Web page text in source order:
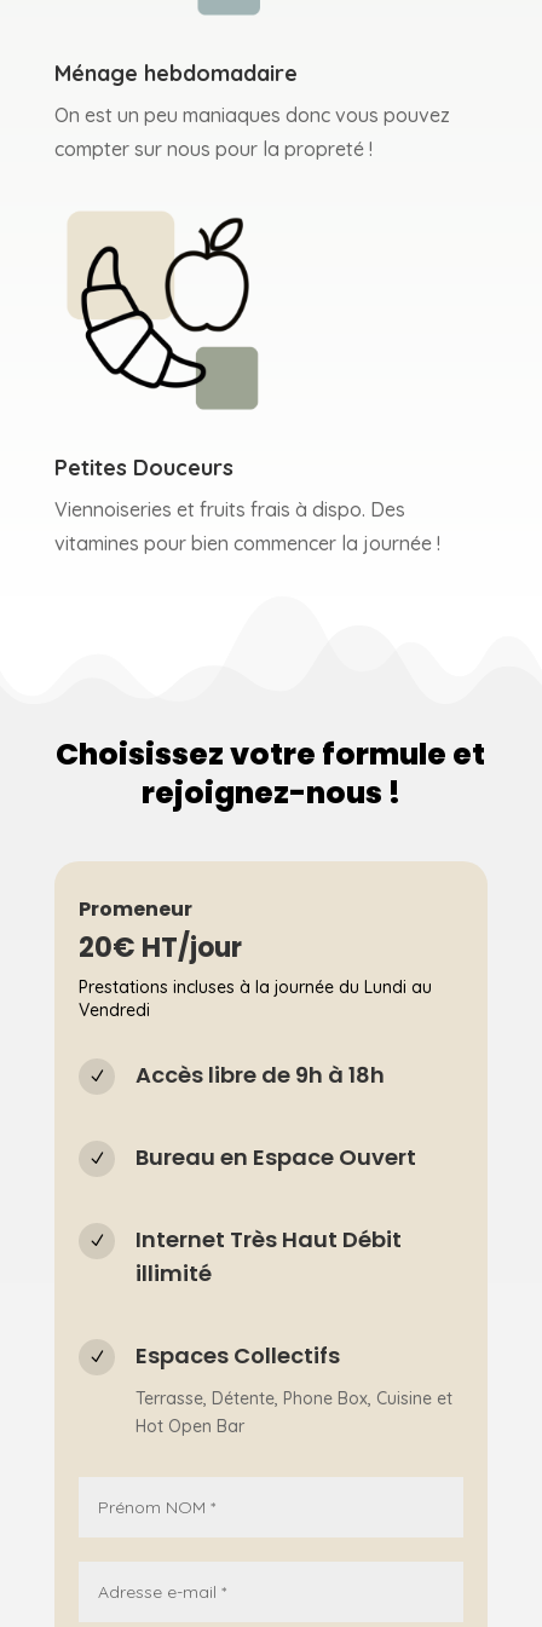
Ménage hebdomadaire
On est un peu maniaques donc vous pouvez
compter sur nous pour la propreté !
Petites Douceurs
Viennoiseries et fruits frais à dispo. Des
vitamines pour bien commencer la journée !
Choisissez votre formule et
rejoignez-nous !
Promeneur
20€ HT/jour
Prestations incluses à la journée du Lundi au
Vendredi
N Accès libre de 9h à 18h
N Bureau en Espace Ouvert
N
Internet Très Haut Débit
illimité
N Espaces Collectifs
Terrasse, Détente, Phone Box, Cuisine et
Hot Open Bar